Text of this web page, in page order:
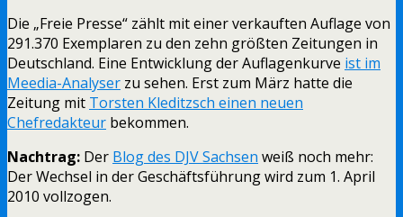
Die „Freie Presse“ zählt mit einer verkauften Auflage von
291.370 Exemplaren zu den zehn größten Zeitungen in
Deutschland. Eine Entwicklung der Auflagenkurve ist im
Meedia-Analyser zu sehen. Erst zum März hatte die
Zeitung mit Torsten Kleditzsch einen neuen
Chefredakteur bekommen.
Nachtrag: Der Blog des DJV Sachsen weiß noch mehr:
Der Wechsel in der Geschäftsführung wird zum 1. April
2010 vollzogen.